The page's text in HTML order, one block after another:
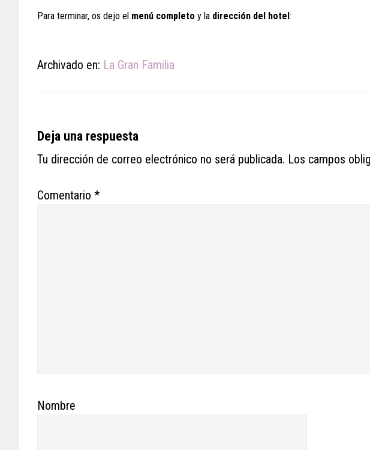
Para terminar, os dejo el menú completo y la dirección del hotel:
Archivado en: La Gran Familia
Reader
Interactions
Deja una respuesta
Tu dirección de correo electrónico no será publicada. Los campos
Comentario *
Nombre